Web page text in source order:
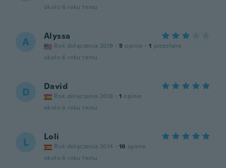
około 6 roku temu
A Alyssa
Rok dołączenia 2019 · 5 opinie · 1 przesłane
około 6 roku temu
D David
Rok dołączenia 2018 · 1 opinie
około 6 roku temu
L Loli
Rok dołączenia 2014 · 16 opinie
około 6 roku temu